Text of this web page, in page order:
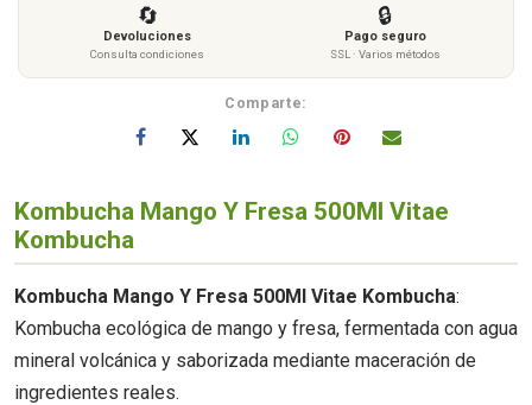
🔄
Devoluciones
Consulta condiciones
🔒
Pago seguro
SSL · Varios métodos
Comparte:
Kombucha Mango Y Fresa 500Ml Vitae
Kombucha
Kombucha Mango Y Fresa 500Ml Vitae Kombucha:
Kombucha ecológica de mango y fresa, fermentada con agua
mineral volcánica y saborizada mediante maceración de
ingredientes reales.